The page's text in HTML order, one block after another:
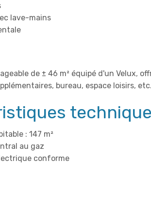
lave-mains
de ± 46 m² équipé d'un Velux,
bureau, espace loisirs,
: 147 m²
au gaz
conforme